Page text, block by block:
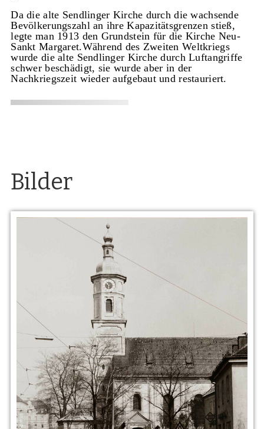
Da die alte Sendlinger Kirche durch die wachsende
Bevölkerungszahl an ihre Kapazitätsgrenzen stieß,
legte man 1913 den Grundstein für die Kirche Neu-
Sankt Margaret.Während des Zweiten Weltkriegs
wurde die alte Sendlinger Kirche durch Luftangriffe
schwer beschädigt, sie wurde aber in der
Nachkriegszeit wieder aufgebaut und restauriert.
Bilder